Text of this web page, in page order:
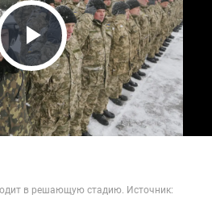
Play Video